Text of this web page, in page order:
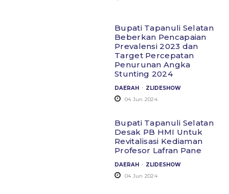
Bupati Tapanuli Selatan
Beberkan Pencapaian
Prevalensi 2023 dan
Target Percepatan
Penurunan Angka
Stunting 2024
DAERAH . ZLIDESHOW
04 Jun 2024
Bupati Tapanuli Selatan
Desak PB HMI Untuk
Revitalisasi Kediaman
Profesor Lafran Pane
DAERAH . ZLIDESHOW
04 Jun 2024